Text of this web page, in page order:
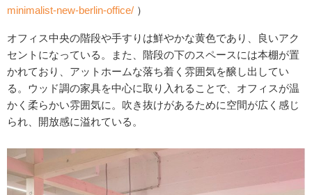
minimalist-new-berlin-office/ ）
オフィス中央の階段や手すりは鮮やかな黄色であり、良いアク
セントになっている。また、階段の下のスペースには本棚が置
かれており、アットホームな落ち着く雰囲気を醸し出してい
る。ウッド調の家具を中心に取り入れることで、オフィスが温
かく柔らかい雰囲気に。吹き抜けがあるために空間が広く感じ
られ、開放感に溢れている。